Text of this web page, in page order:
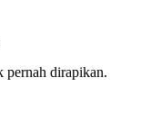
pernah dirapikan.